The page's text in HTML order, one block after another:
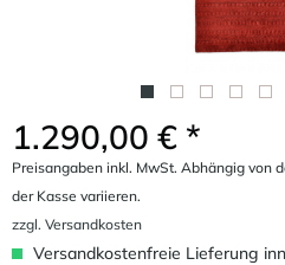
1.290,00 € *
Preisangaben inkl. MwSt. Abhängig von
der Kasse variieren.
zzgl. Versandkosten
Versandkostenfreie Lieferung